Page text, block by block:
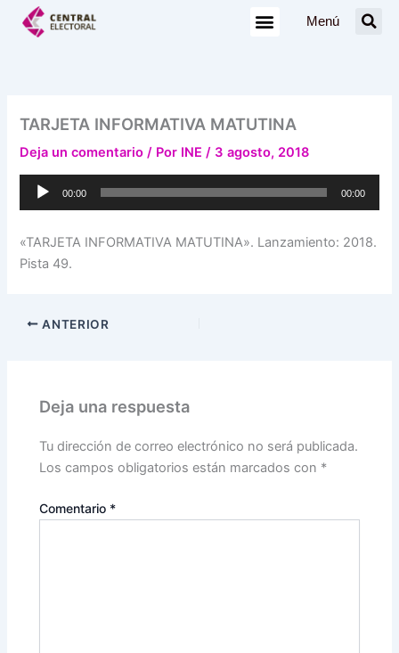
Menú
TARJETA INFORMATIVA MATUTINA
Deja un comentario / Por INE/ 3 agosto, 2018
Reproductor
00:00 00:00
«TARJETA INFORMATIVA MATUTINA». Lanzamiento: 2018.
Pista 49.
ANTERIOR
Deja una respuesta
Tu dirección de correo electrónico no será publicada.
Los campos obligatorios están marcados con *
Comentario *